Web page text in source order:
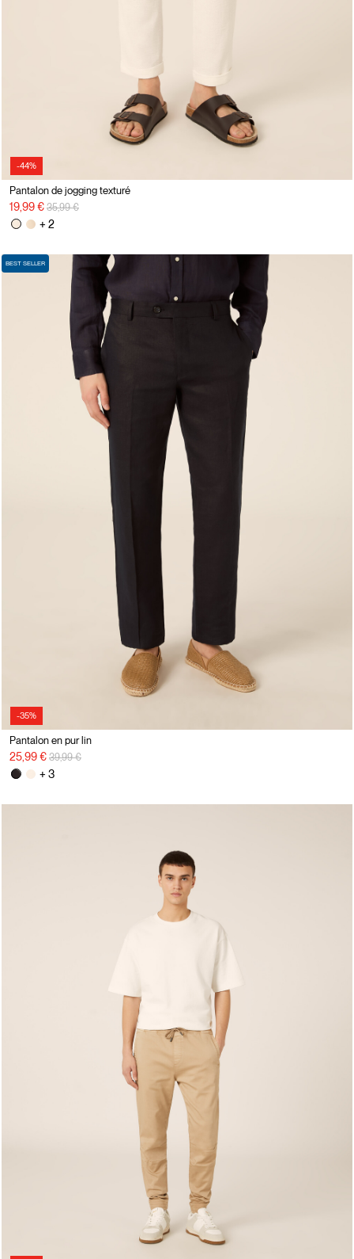
-44%
Pantalon de jogging texturé
19,99 € Prix réduit de
35,99 €à
+ 2
-35%
BEST SELLER
Pantalon en pur lin
25,99 € Prix réduit de
39,99 €
+ 3